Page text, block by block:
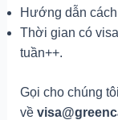
Hướng dẫn
Thời gian có
tuần++.
Gọi cho chúng
về